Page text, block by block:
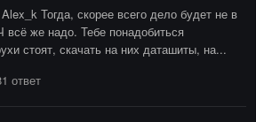
Тогда, скорее всего дело будет не в
же надо. Тебе понадобиться
стоят, скачать на них даташиты, на...
ответ